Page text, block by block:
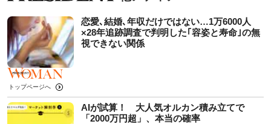
恋愛､結婚､年収だけではない…1万6000人
×28年追跡調査で判明した｢容姿と寿命｣の無
視できない関係
トップページへ
AIが試算！ 大人気オルカン積み立てで
「2000万円超」、本当の確率